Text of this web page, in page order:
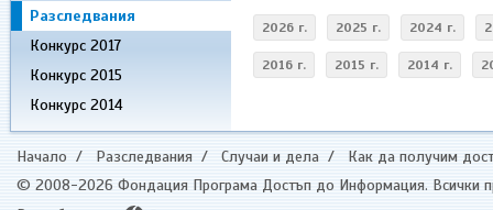
Разследвания
Конкурс 2017
Конкурс 2015
Конкурс 2014
2026 г. 2025 г. 2024 г.
2016 г. 2015 г. 2014 г.
Начало / Разследвания / Случаи и дела / Как да получим
© 2008-2026 Фондация Програма Достъп до Информация. Всички